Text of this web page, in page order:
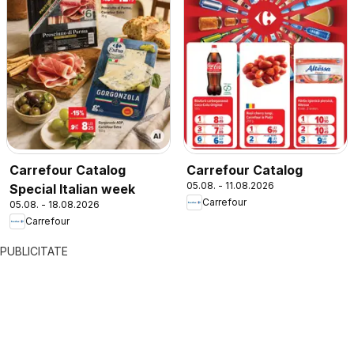
Carrefour Catalog
Special Italian week
05.08. - 18.08.2026
Carrefour
Carrefour Catalog
05.08. - 11.08.2026
Carrefour
PUBLICITATE